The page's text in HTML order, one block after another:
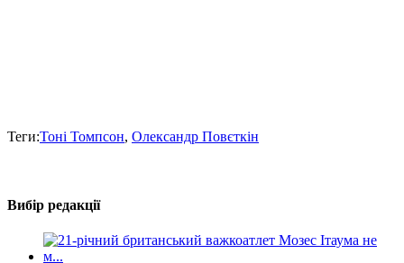
Теги:Тоні Томпсон, Олександр Повєткін
Вибір редакції